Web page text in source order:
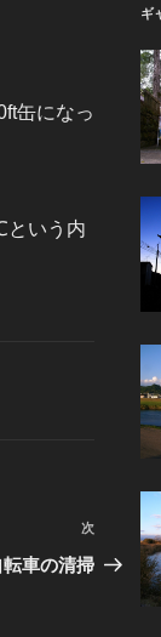
缶になっ
という内
次
の
次
車の清掃
ギ